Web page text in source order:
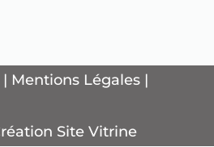
| Mentions Légales |
Site Vitrine